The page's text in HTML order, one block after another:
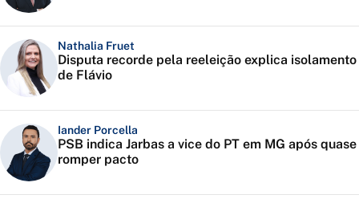
Nathalia Fruet
Disputa recorde pela reeleição explica isolamento
de Flávio
Iander Porcella
PSB indica Jarbas a vice do PT em MG após quase
romper pacto